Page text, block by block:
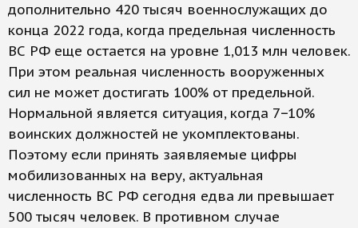
дополнительно 420 тысяч военнослужащих до
конца 2022 года, когда предельная численность
ВС РФ еще остается на уровне 1,013 млн человек.
При этом реальная численность вооруженных
сил не может достигать 100% от предельной.
Нормальной является ситуация, когда 7−10%
воинских должностей не укомплектованы.
Поэтому если принять заявляемые цифры
мобилизованных на веру, актуальная
численность ВС РФ сегодня едва ли превышает
500 тысяч человек. В противном случае